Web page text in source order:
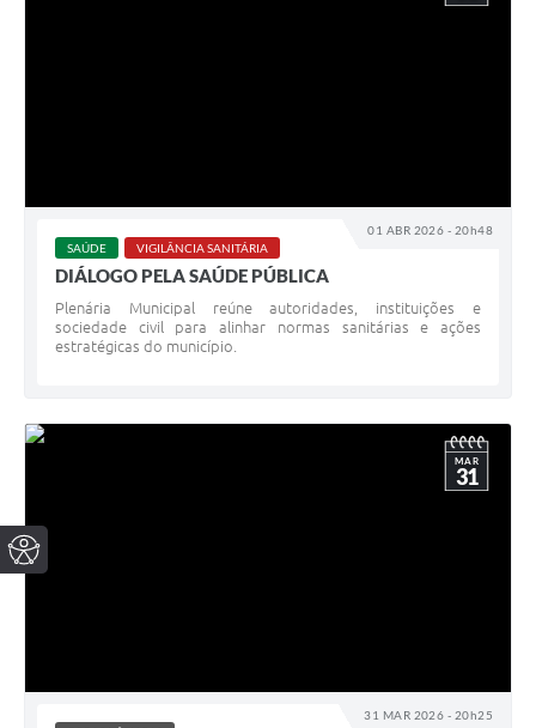
01 ABR 2026 - 20h48
SAÚDE VIGILÂNCIA SANITÁRIA
DIÁLOGO PELA SAÚDE PÚBLICA
Plenária Municipal reúne autoridades, instituições e
sociedade civil para alinhar normas sanitárias e ações
estratégicas do município.
31 MAR 2026 - 20h25
MAR
31